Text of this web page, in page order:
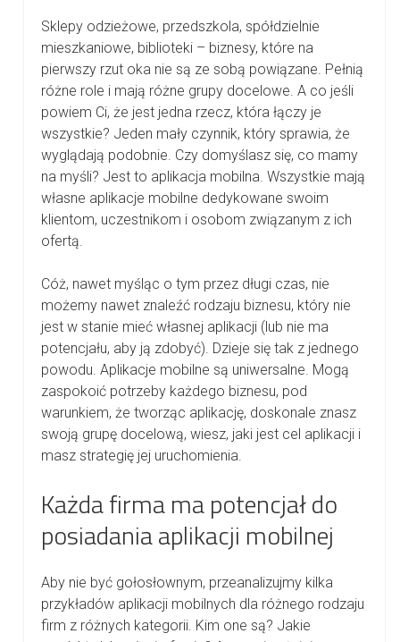
Sklepy odzieżowe, przedszkola, spółdzielnie
mieszkaniowe, biblioteki – biznesy, które na
pierwszy rzut oka nie są ze sobą powiązane. Pełnią
różne role i mają różne grupy docelowe. A co jeśli
powiem Ci, że jest jedna rzecz, która łączy je
wszystkie? Jeden mały czynnik, który sprawia, że
wyglądają podobnie. Czy domyślasz się, co mamy
na myśli? Jest to aplikacja mobilna. Wszystkie mają
własne aplikacje mobilne dedykowane swoim
klientom, uczestnikom i osobom związanym z ich
ofertą.
Cóż, nawet myśląc o tym przez długi czas, nie
możemy nawet znaleźć rodzaju biznesu, który nie
jest w stanie mieć własnej aplikacji (lub nie ma
potencjału, aby ją zdobyć). Dzieje się tak z jednego
powodu. Aplikacje mobilne są uniwersalne. Mogą
zaspokoić potrzeby każdego biznesu, pod
warunkiem, że tworząc aplikację, doskonale znasz
swoją grupę docelową, wiesz, jaki jest cel aplikacji i
masz strategię jej uruchomienia.
Każda firma ma potencjał do
posiadania aplikacji mobilnej
Aby nie być gołosłownym, przeanalizujmy kilka
przykładów aplikacji mobilnych dla różnego rodzaju
firm z różnych kategorii. Kim one są? Jakie